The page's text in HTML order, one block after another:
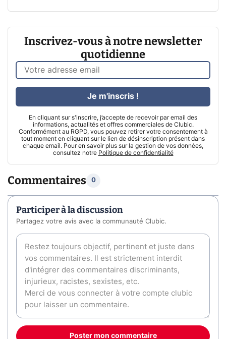
Inscrivez-vous à notre newsletter
quotidienne
En cliquant sur s'inscrire, j’accepte de recevoir par email des
informations, actualités et offres commerciales de Clubic.
Conformément au RGPD, vous pouvez retirer votre consentement à
tout moment en cliquant sur le lien de désinscription présent dans
chaque email. Pour en savoir plus sur la gestion de vos données,
consultez notre Politique de confidentialité
Je m'inscris !
Commentaires 0
Participer à la discussion
Partagez votre avis avec la communauté Clubic.
Poster mon commentaire